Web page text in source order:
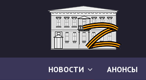
НОВОСТИ АНОНСЫ